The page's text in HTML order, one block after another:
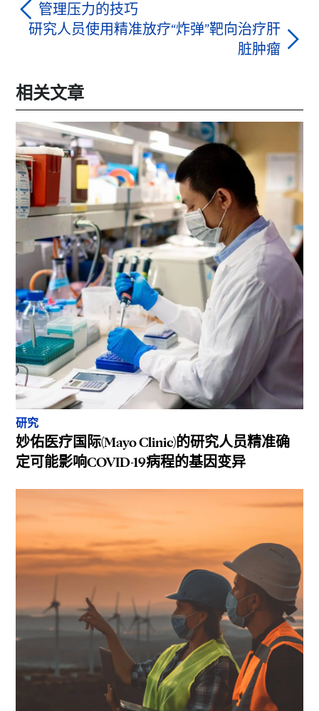
管理压力的技巧
研究人员使用精准放疗“炸弹”靶向治疗肝
脏肿瘤
相关文章
研究
妙佑医疗国际(Mayo Clinic)的研究人员精准确
定可能影响COVID-19病程的基因变异